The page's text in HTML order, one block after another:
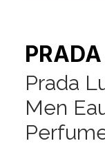
PRADA
Prada
Men